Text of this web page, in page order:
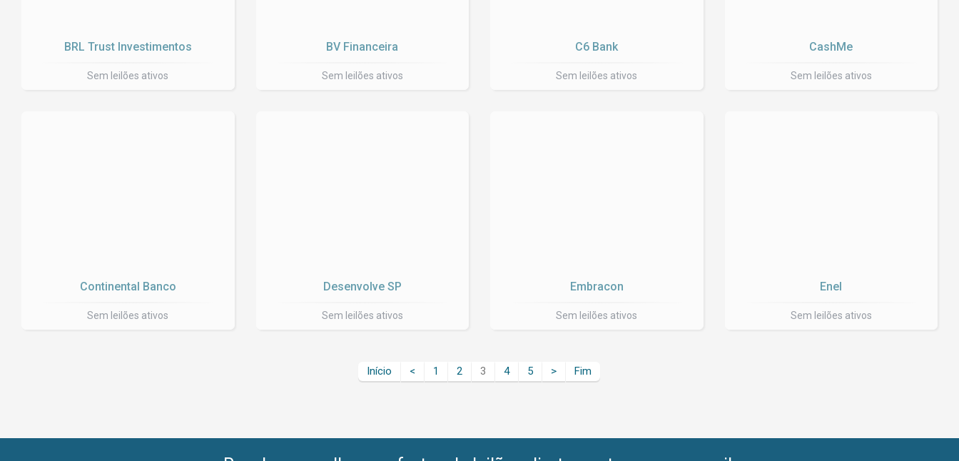
BRL Trust Investimentos
Sem leilões ativos
BV Financeira
Sem leilões ativos
C6 Bank
Sem leilões ativos
CashMe
Sem leilões ativos
Continental Banco
Sem leilões ativos
Desenvolve SP
Sem leilões ativos
Embracon
Sem leilões ativos
Enel
Sem leilões ativos
Início < 1 2 3 4 5 > Fim